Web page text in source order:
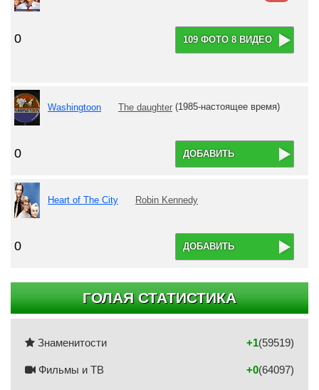
109 ФОТО 8 ВИДЕО
0
Washingtoon The daughter (1985-настоящее время)
ДОБАВИТЬ
0
Heart of The City Robin Kennedy
ДОБАВИТЬ
0
ГОЛАЯ СТАТИСТИКА
Знаменитости (59519)
+1
Фильмы и ТВ (64097)
+0